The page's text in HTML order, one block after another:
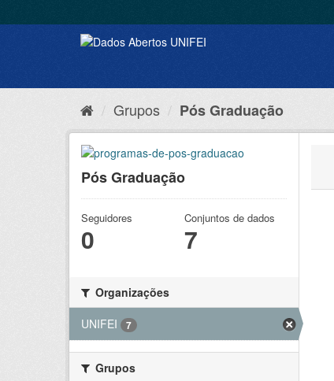
Grupos Pós Graduação
Pós Graduação
Seguidores
0
Conjuntos de dados
7
Organizações
UNIFEI
7
Grupos